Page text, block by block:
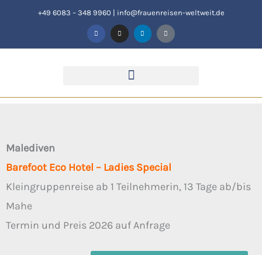
+49 6083 – 348 9960 | info@frauenreisen-weltweit.de
F
a
c
e
b
I
n
s
t
a
L
i
n
k
e
T
i
k
t
o
Malediven
Barefoot Eco Hotel – Ladies Special
Kleingruppenreise ab 1 Teilnehmerin, 13 Tage ab/bis
Mahe
Termin und Preis 2026 auf Anfrage